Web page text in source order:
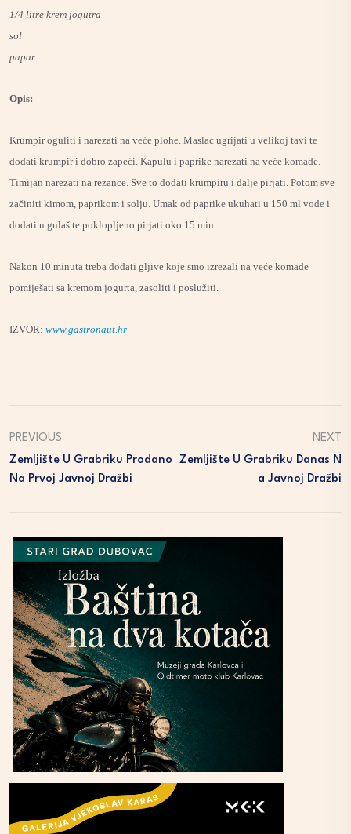
1/4 litre krem jogutra
sol
papar
Opis:
Krumpir oguliti i narezati na veće plohe. Maslac ugrijati u velikoj tavi te
dodati krumpir i dobro zapeći. Kapulu i paprike narezati na veće komade.
Timijan narezati na rezance. Sve to dodati krumpiru i dalje pirjati. Potom sve
začiniti kimom, paprikom i solju. Umak od paprike ukuhati u 150 ml vode i
dodati u gulaš te poklopljeno pirjati oko 15 min.
Nakon 10 minuta treba dodati gljive koje smo izrezali na veće komade
pomiješati sa kremom jogurta, zasoliti i poslužiti.
IZVOR: www.gastronaut.hr
PREVIOUS
Zemljište U Grabriku Prodano
Na Prvoj Javnoj Dražbi
NEXT
Zemljište U Grabriku Danas N
A Javnoj Dražbi